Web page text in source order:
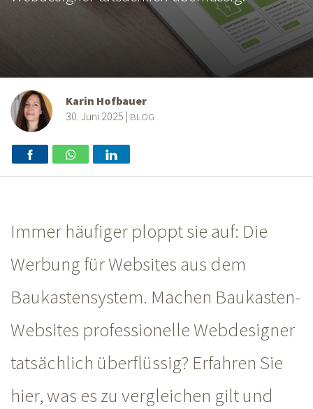
Karin Hofbauer
30. Juni 2025 | BLOG
Immer häufiger ploppt sie auf: Die
Werbung für Websites aus dem
Baukastensystem. Machen Baukasten-
Websites professionelle Webdesigner
tatsächlich überflüssig? Erfahren Sie
hier, was es zu vergleichen gilt und